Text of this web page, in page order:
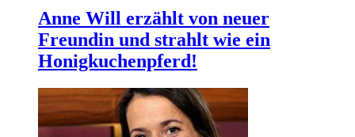
Anne Will erzählt von neuer
Freundin und strahlt wie ein
Honigkuchenpferd!